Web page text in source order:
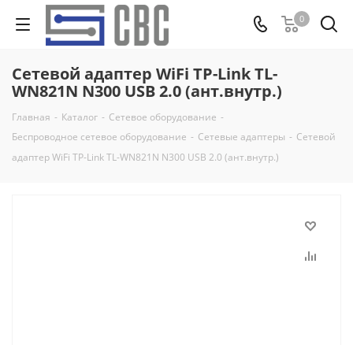
0
Сетевой адаптер WiFi TP-Link TL-
WN821N N300 USB 2.0 (ант.внутр.)
Главная - Каталог - Сетевое оборудование -
Беспроводное сетевое оборудование - Сетевые адаптеры - Сетевой
адаптер WiFi TP-Link TL-WN821N N300 USB 2.0 (ант.внутр.)